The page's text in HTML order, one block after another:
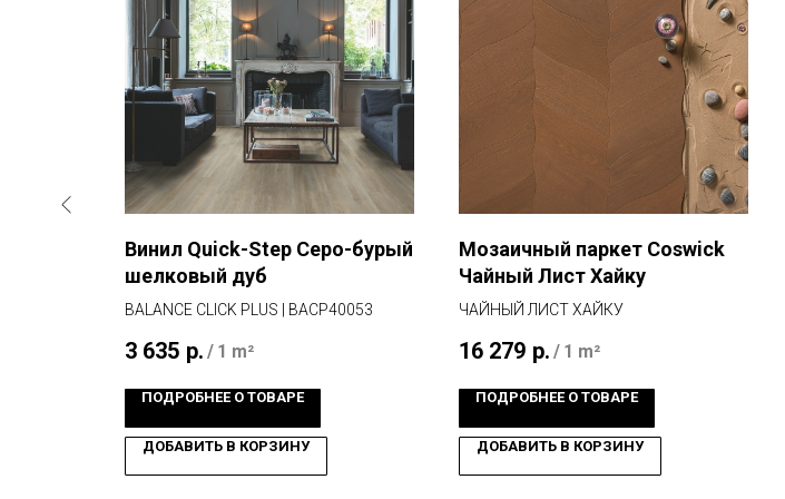
Винил Quick-Step Серо-бурый
шелковый дуб
BALANCE CLICK PLUS | BACP40053
3 635 р. / 1 m²
ПОДРОБНЕЕ О ТОВАРЕ
ДОБАВИТЬ В КОРЗИНУ
Мозаичный паркет Coswick
Чайный Лист Хайку
ЧАЙНЫЙ ЛИСТ ХАЙКУ
16 279 р. / 1 m²
ПОДРОБНЕЕ О ТОВАРЕ
ДОБАВИТЬ В КОРЗИНУ